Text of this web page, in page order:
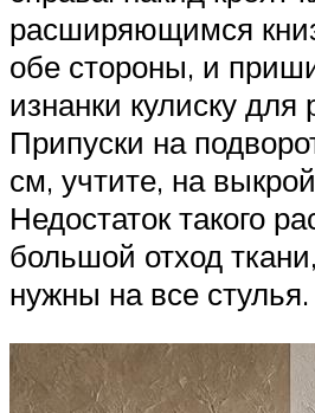
расширяющимся
обе стороны, и
изнанки кулиску для
Припуски на
см, учтите, на
Недостаток такого
большой отход
нужны на все стулья.